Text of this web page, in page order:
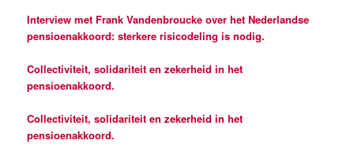
Interview met Frank Vandenbroucke over het Nederlandse
pensioenakkoord: sterkere risicodeling is nodig.
Collectiviteit, solidariteit en zekerheid in het
pensioenakkoord.
Collectiviteit, solidariteit en zekerheid in het
pensioenakkoord.